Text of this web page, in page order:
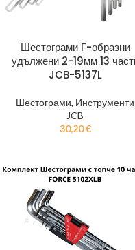
Шестограми Г-образни
удължени 2-19мм 13
JCB-5137L
Шестограми, Инструменти
JCB
30,20€